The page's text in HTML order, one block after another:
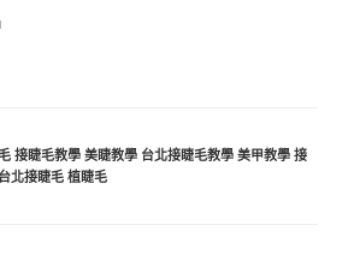
接睫毛教學 美睫教學 台北接睫毛教學 美甲教學 接
北接睫毛 植睫毛